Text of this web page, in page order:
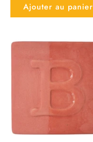
Ajouter au panier